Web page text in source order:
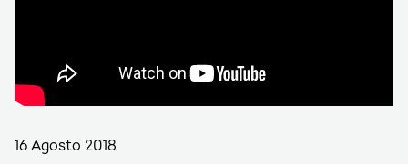
16 Agosto 2018